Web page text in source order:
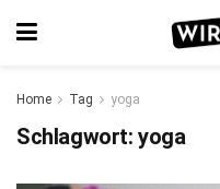
Home Tag yoga
Schlagwort:yoga